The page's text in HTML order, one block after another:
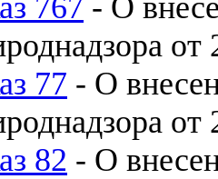
77 - О
82 - О